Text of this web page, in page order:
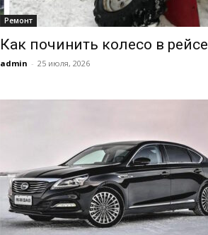
Ремонт
Как починить колесо в рейсе
admin - 25 июля, 2026